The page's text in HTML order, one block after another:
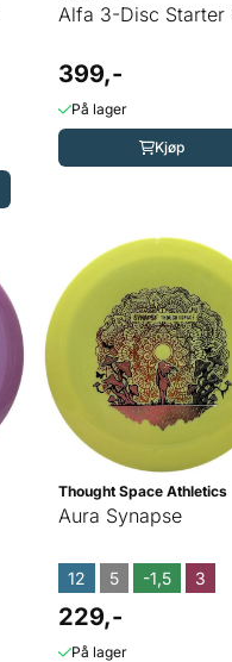
Alfa 3-Disc Starter
399,-
På lager
Kjøp
Thought Space Athletics
Aura Synapse
12 5 -1,5 3
229,-
På lager